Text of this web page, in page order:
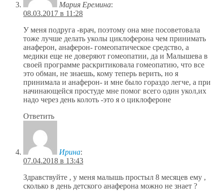
Мария Еремина:
08.03.2017 в 11:28
У меня подруга -врач, поэтому она мне посоветовала
тоже лучше делать уколы циклоферона чем принимать
анаферон, анаферон- гомеопатическое средство, а
медики еще не доверяют гомеопатии, да и Малышева в
своей программе раскритиковала гомеопатию, что все
это обман, не знаешь, кому теперь верить, но я
принимала и анаферон- и мне было гораздо легче, а при
начинающейся простуде мне помог всего один укол,их
надо через день колоть -это я о циклофероне
Ответить
Ирина:
07.04.2018 в 13:43
Здравствуйте , у меня малышь простыл 8 месяцев ему ,
сколько в день детского анаферона можно не знает ?